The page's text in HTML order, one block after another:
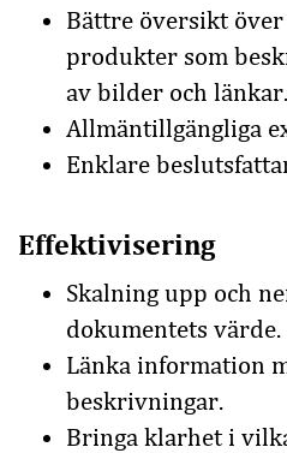
Bättre översikt
produkter som
av bilder och länkar.
Allmäntillgängliga
Enklare
Effektivisering
Skalning upp och
dokumentets värde.
Länka information
beskrivningar.
Bringa klarhet i